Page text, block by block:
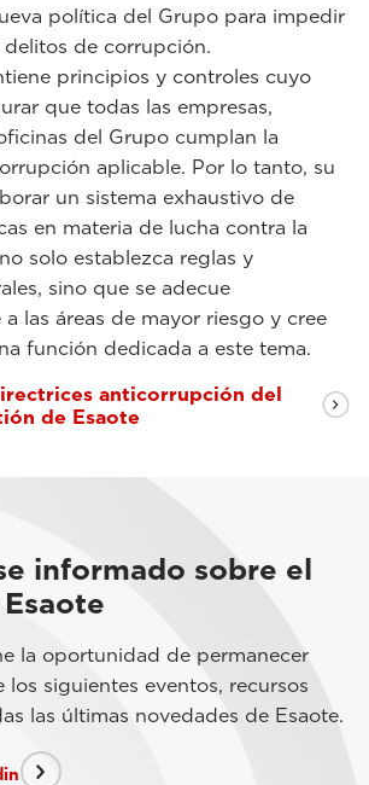
política del Grupo para impedir
de corrupción.
principios y controles cuyo
que todas las empresas,
del Grupo cumplan la
aplicable. Por lo tanto, su
un sistema exhaustivo de
en materia de lucha contra la
solo establezca reglas y
sino que se adecue
las áreas de mayor riesgo y cree
función dedicada a este tema.
anticorrupción del
de Esaote
informado sobre el
la oportunidad de permanecer
los siguientes eventos, recursos
las últimas novedades de Esaote.